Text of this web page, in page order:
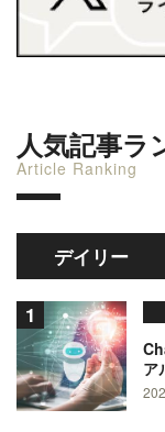
人気記事ラ
Article Ranking
デイリー
ア